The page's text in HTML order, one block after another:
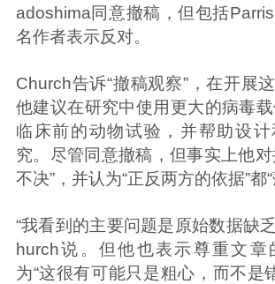
adoshima同意撤稿，但包括
名作者表示反对。
Church告诉“撤稿观察”，在开展
他建议在研究中使用更大的病毒
临床前的动物试验，并帮助设
究。尽管同意撤稿，但事实上他对
不决”，并认为“正反两方的依据”都“
“我看到的主要问题是原始数据缺
hurch说。但他也表示尊重文章
为“这很有可能只是粗心，而不是